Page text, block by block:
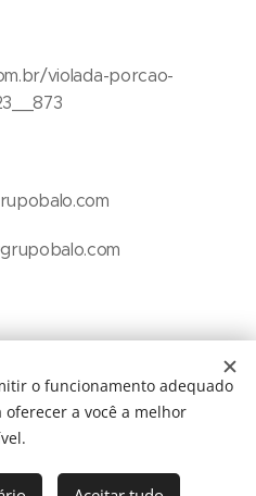
violada-porcao-
o funcionamento adequado
a você a melhor